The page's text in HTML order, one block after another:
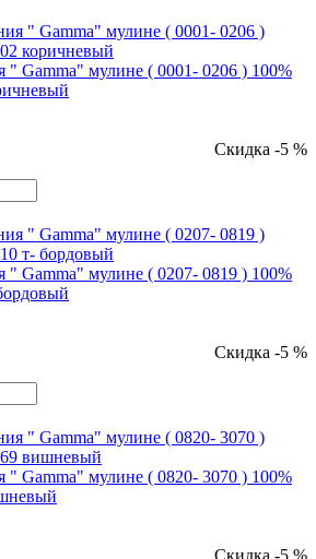
Gamma" мулине ( 0001- 0206 ) 100%
Скидка -5 %
Gamma" мулине ( 0207- 0819 ) 100%
Скидка -5 %
Gamma" мулине ( 0820- 3070 ) 100%
Скидка -5 %